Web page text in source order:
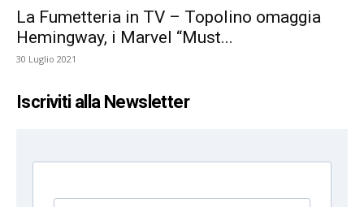
La Fumetteria in TV – Topolino omaggia
Hemingway, i Marvel “Must...
30 Luglio 2021
Iscriviti alla Newsletter